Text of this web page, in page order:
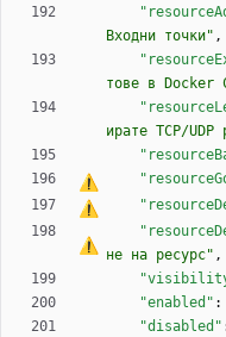
Входни точки" ,
тове в Docker
ирате TCP/UDP
не на ресурс" ,
"enabled" :
"disabled"